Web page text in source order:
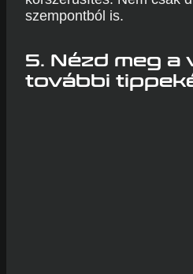
szempontból is.
5. Nézd meg a
további